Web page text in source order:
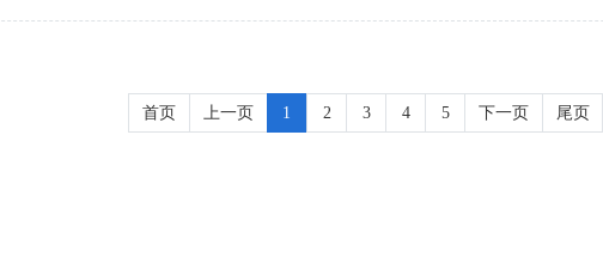
首页 上一页 1 2 3 4 5 下一页 尾页